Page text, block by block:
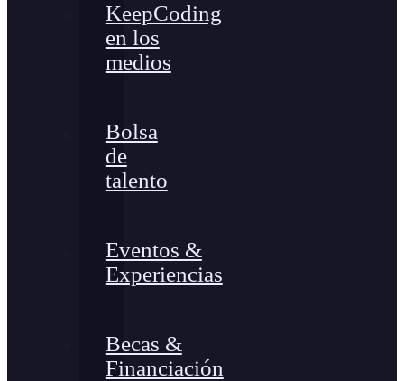
KeepCoding
en los
medios
Bolsa
de
talento
Eventos &
Experiencias
Becas &
Financiación